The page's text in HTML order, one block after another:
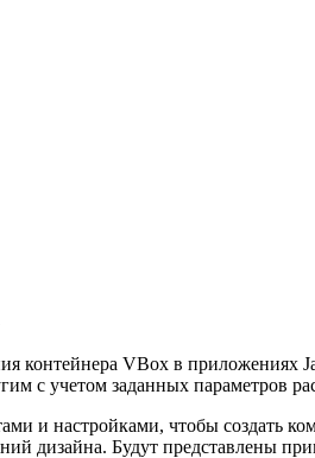
контейнера VBox в
с учетом заданных параметров
и настройками, чтобы создать
дизайна. Будут представлены